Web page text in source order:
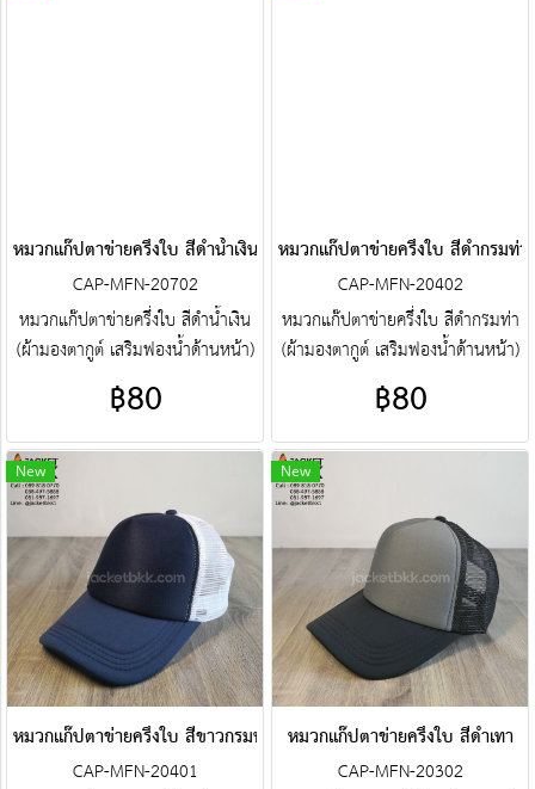
หมวกแก๊ปตาข่ายครึ่งใบ สีดำน้ำเงิน
CAP-MFN-20702
หมวกแก๊ปตาข่ายครึ่งใบ สีดำน้ำเงิน
(ผ้ามองตากูต์ เสริมฟองน้ำด้านหน้า)
ศูนย์รวม หมวกแก๊ปตาข่ายครึ่งใบ
คุณภาพราคาโรงงาน ขายราคาปลีก
ส่งโบ๊เบ๊ หมวกแก๊ปตาข่ายครึ่งใบ
หมวกแก๊ปตาข่ายครึ่งใบสำเร็จรูป สั่ง
ตัดหมวกแก๊ปตาข่ายครึ่งใบ ฯลฯ
พร้อมบริการงานปัก ครบวงจร
ติดต่อฝ่ายขาย Line : @jacketbkk
(มี@ด้วยนะคะ)
฿80
หมวกแก๊ปตาข่ายครึ่งใบ สีดำกรมท่า
CAP-MFN-20402
หมวกแก๊ปตาข่ายครึ่งใบ สีดำกรมท่า
(ผ้ามองตากูต์ เสริมฟองน้ำด้านหน้า)
ศูนย์รวม หมวกแก๊ปตาข่ายครึ่งใบ
คุณภาพราคาโรงงาน ขายราคาปลีก
ส่งโบ๊เบ๊ หมวกแก๊ปตาข่ายครึ่งใบ
หมวกแก๊ปตาข่ายครึ่งใบสำเร็จรูป สั่ง
ตัดหมวกแก๊ปตาข่ายครึ่งใบ ฯลฯ
พร้อมบริการงานปัก ครบวงจร
ติดต่อฝ่ายขาย Line : @jacketbkk
(มี@ด้วยนะคะ)
฿80
New
หมวกแก๊ปตาข่ายครึ่งใบ สีขาวกรมท่า
CAP-MFN-20401
New
หมวกแก๊ปตาข่ายครึ่งใบ สีดำเทา
CAP-MFN-20302